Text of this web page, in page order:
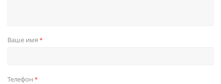
Ваше имя *
Телефон *